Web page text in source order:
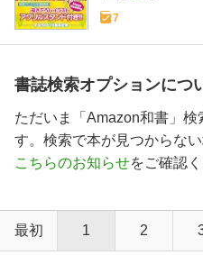
7
書誌検索オプションにつ
ただいま「Amazon和書」検
す。検索で本が見つからな
こちらのお知らせをご確認く
最初 1 2